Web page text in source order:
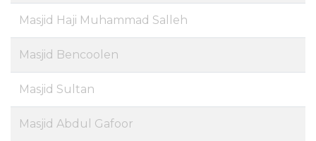
Masjid Haji Muhammad Salleh
Masjid Bencoolen
Masjid Sultan
Masjid Abdul Gafoor